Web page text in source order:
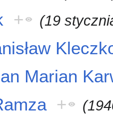
+ (19
Marian
+